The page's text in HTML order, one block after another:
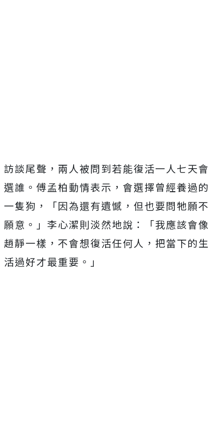
訪談尾聲，兩人被問到若能復活一人七天會
選誰。傅孟柏動情表示，會選擇曾經養過的
一隻狗，「因為還有遺憾，但也要問牠願不
願意。」李心潔則淡然地說：「我應該會像
趙靜一樣，不會想復活任何人，把當下的生
活過好才最重要。」